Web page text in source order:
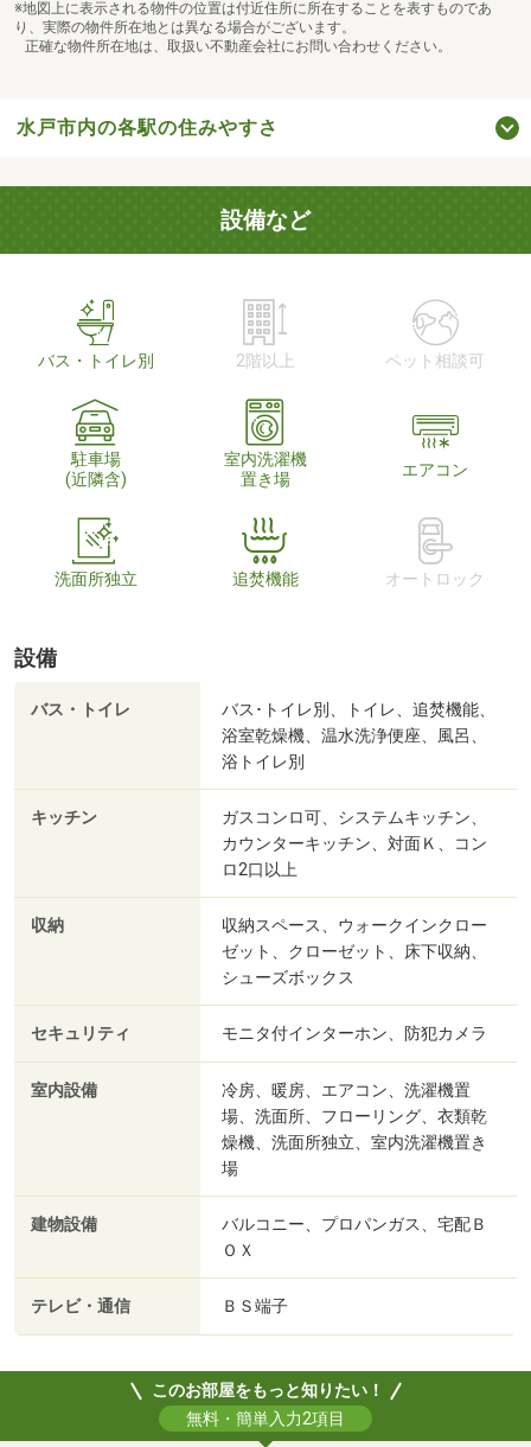
※地図上に表示される物件の位置は付近住所に所在することを表すものであ
り、実際の物件所在地とは異なる場合がございます。
正確な物件所在地は、取扱い不動産会社にお問い合わせください。
水戸市内の各駅の住みやすさ
設備など
バス・トイレ別 2階以上 ペット相談可
駐車場
(近隣含)
室内洗濯機
置き場
エアコン
洗面所独立 追焚機能 オートロック
設備
バス・トイレ
バス･トイレ別、トイレ、追焚機能、
浴室乾燥機、温水洗浄便座、風呂、
浴トイレ別
キッチン
ガスコンロ可、システムキッチン、
カウンターキッチン、対面Ｋ、コン
ロ2口以上
収納
収納スペース、ウォークインクロー
ゼット、クローゼット、床下収納、
シューズボックス
セキュリティ モニタ付インターホン、防犯カメラ
室内設備
冷房、暖房、エアコン、洗濯機置
場、洗面所、フローリング、衣類乾
燥機、洗面所独立、室内洗濯機置き
場
建物設備
バルコニー、プロパンガス、宅配Ｂ
ＯＸ
テレビ・通信 ＢＳ端子
このお部屋をもっと知りたい！
無料・簡単入力2項目